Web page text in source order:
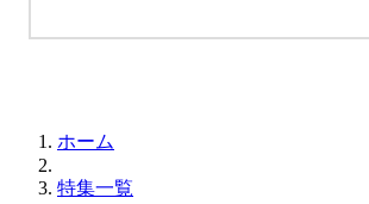
ホーム
特集一覧